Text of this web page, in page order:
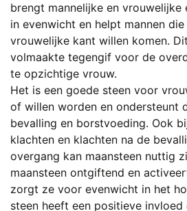
brengt mannelijke en vrouwelijke
in evenwicht en helpt mannen
vrouwelijke kant willen komen.
volmaakte tegengif voor de
te opzichtige vrouw.
Het is een goede steen voor
of willen worden en ondersteunt
bevalling en borstvoeding. Ook
klachten en klachten na de
overgang kan maansteen nuttig
maansteen ontgiftend en
zorgt ze voor evenwicht in het
steen heeft een positieve